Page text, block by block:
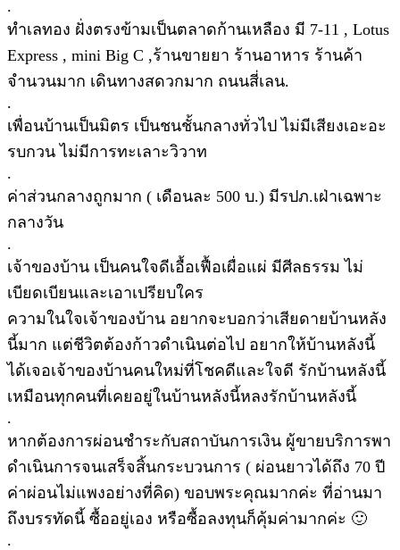
.
ทำเลทอง ฝั่งตรงข้ามเป็นตลาดก้านเหลือง มี 7-11 , Lotus
Express , mini Big C ,ร้านขายยา ร้านอาหาร ร้านค้า
จำนวนมาก เดินทางสดวกมาก ถนนสี่เลน.
.
เพื่อนบ้านเป็นมิตร เป็นชนชั้นกลางทั่วไป ไม่มีเสียงเอะอะ
รบกวน ไม่มีการทะเลาะวิวาท
.
ค่าส่วนกลางถูกมาก ( เดือนละ 500 บ.) มีรปภ.เฝ่าเฉพาะ
กลางวัน
.
เจ้าของบ้าน เป็นคนใจดีเอื้อเฟื้อเผื่อแผ่ มีศีลธรรม ไม่
เบียดเบียนและเอาเปรียบใคร
ความในใจเจ้าของบ้าน อยากจะบอกว่าเสียดายบ้านหลัง
นี้มาก แต่ชีวิตต้องก้าวดำเนินต่อไป อยากให้บ้านหลังนี้
ได้เจอเจ้าของบ้านคนใหม่ที่โชคดีและใจดี รักบ้านหลังนี้
เหมือนทุกคนที่เคยอยู่ในบ้านหลังนี้หลงรักบ้านหลังนี้
.
หากต้องการผ่อนชำระกับสถาบันการเงิน ผู้ขายบริการพา
ดำเนินการจนเสร็จสิ้นกระบวนการ ( ผ่อนยาวได้ถึง 70 ปี
ค่าผ่อนไม่แพงอย่างที่คิด) ขอบพระคุณมากค่ะ ที่อ่านมา
ถึงบรรทัดนี้ ซื้ออยู่เอง หรือซื้อลงทุนก็คุ้มค่ามากค่ะ 🙂
.